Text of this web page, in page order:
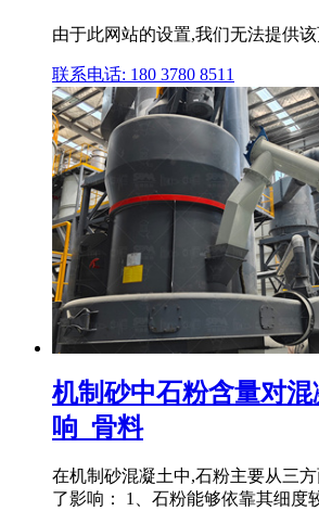
由于此网站的设置,我们无法提供该
联系电话: 180 3780 8511
机制砂中石粉含量对
响_骨料
在机制砂混凝土中,石粉主要从三
了影响： 1、石粉能够依靠其细度